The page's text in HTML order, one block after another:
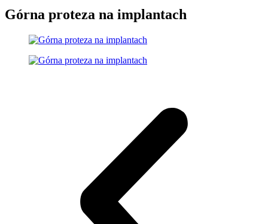
Górna proteza na implantach